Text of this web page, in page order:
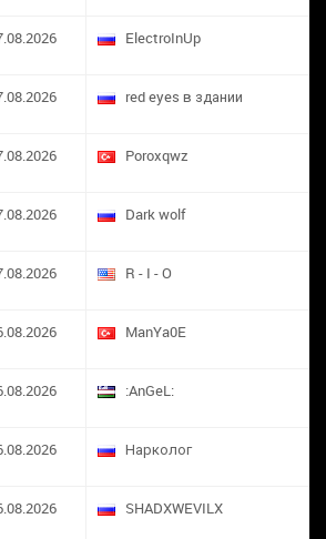
ElectroInUp
red eyes в здании
​Poroxqwz
Dark wolf
R - I - O
ManYa0E
:AnGeL:
Нарколог
SHADXWEVILX